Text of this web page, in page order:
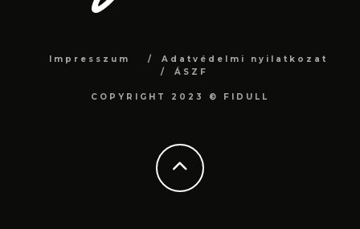
Impresszum
Adatvédelmi nyilatkozat
ÁSZF
COPYRIGHT 2023 © FIDULL